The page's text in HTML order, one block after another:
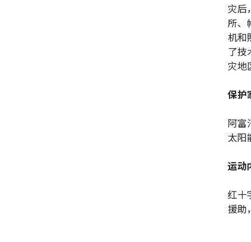
灾后
所、
机和
了技
灾地
保护
阿富
太阳
运动
红十
援助